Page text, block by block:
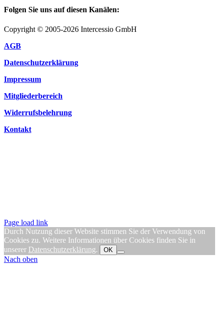
Folgen Sie uns auf diesen Kanälen:
Copyright © 2005-2026 Intercessio GmbH
AGB
Datenschutzerklärung
Impressum
Mitgliederbereich
Widerrufsbelehrung
Kontakt
Page load link
Durch Nutzung dieser Website stimmen Sie der Verwendung von
Cookies zu. Weitere Informationen über Cookies finden Sie in
unserer Datenschutzerklärung. OK
Nach oben